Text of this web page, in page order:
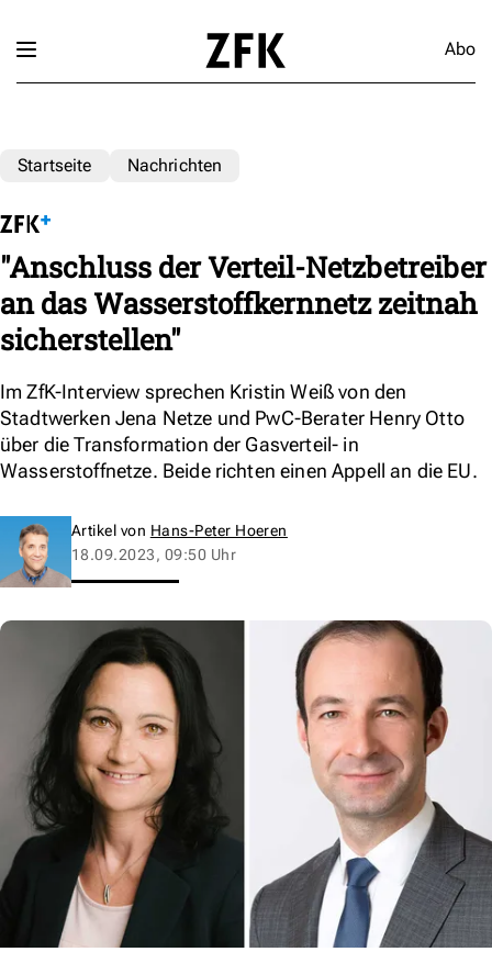
Abo
Startseite Nachrichten
"Anschluss der Verteil-Netzbetreiber
an das Wasserstoffkernnetz zeitnah
sicherstellen"
Im ZfK-Interview sprechen Kristin Weiß von den
Stadtwerken Jena Netze und PwC-Berater Henry Otto
über die Transformation der Gasverteil- in
Wasserstoffnetze. Beide richten einen Appell an die EU.
Artikel von Hans-Peter Hoeren
18.09.2023, 09:50 Uhr